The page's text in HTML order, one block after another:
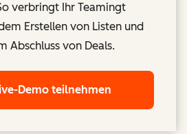
verbringt Ihr Teamingt
Erstellen von Listen und
Abschluss von Deals.
Demo teilnehmen